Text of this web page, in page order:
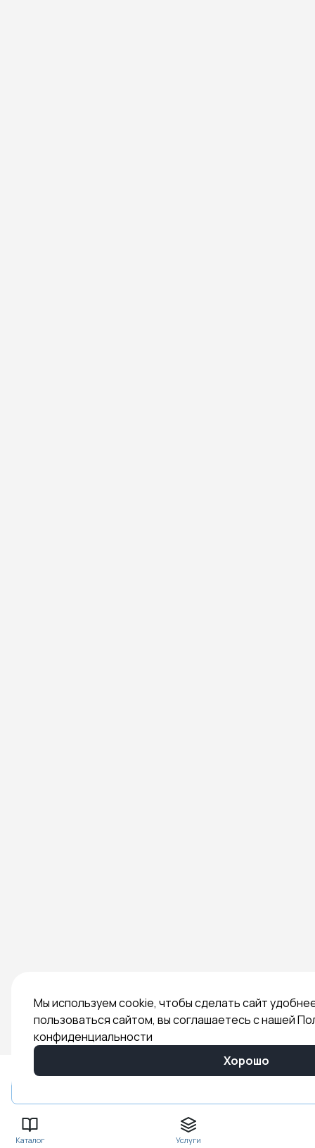
Каталог Услуги
Мы используем cookie, чтобы сделать сайт
пользоваться сайтом, вы соглашаетесь с нашей
конфиденциальности
Хорошо